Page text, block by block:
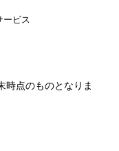
ービス
点のものとなりま